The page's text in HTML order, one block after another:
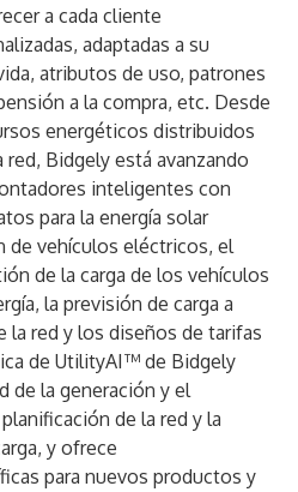
a cada cliente
adaptadas a su
atributos de uso, patrones
a la compra, etc. Desde
energéticos distribuidos
Bidgely está avanzando
inteligentes con
para la energía solar
vehículos eléctricos, el
de la carga de los vehículos
la previsión de carga a
la red y los diseños de tarifas
de UtilityAI™ de Bidgely
de la generación y el
de la red y la
y ofrece
para nuevos productos y